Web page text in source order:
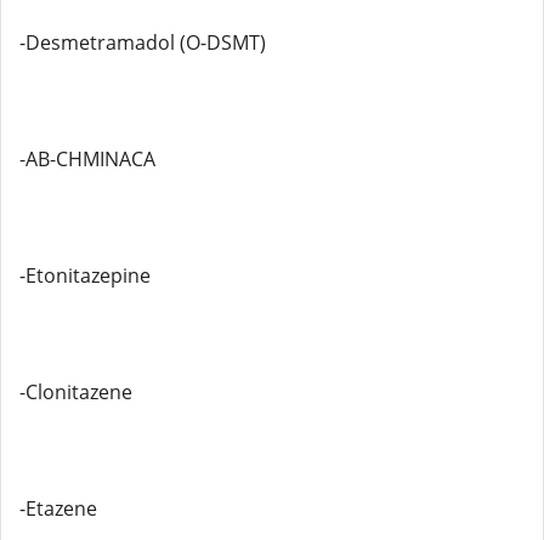
-Desmetramadol (O-DSMT)
-AB-CHMINACA
-Etonitazepine
-Clonitazene
-Etazene